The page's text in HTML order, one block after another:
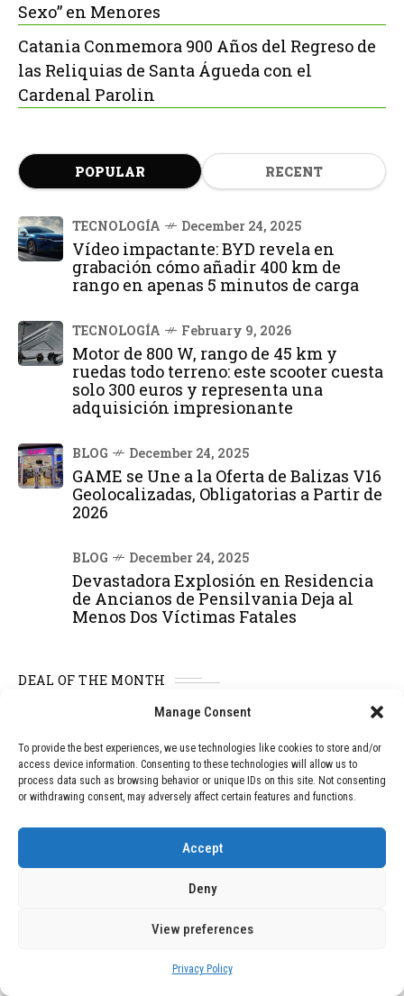
Manage Consent
To provide the best experiences, we use technologies like cookies to store and/or
access device information. Consenting to these technologies will allow us to
process data such as browsing behavior or unique IDs on this site. Not consenting
or withdrawing consent, may adversely affect certain features and functions.
Accept
Deny
View preferences
Privacy Policy
Sexo” en Menores
Catania Conmemora 900 Años del Regreso de
las Reliquias de Santa Águeda con el
Cardenal Parolin
POPULAR RECENT
TECNOLOGÍA December 24, 2025
Vídeo impactante: BYD revela en
grabación cómo añadir 400 km de
rango en apenas 5 minutos de carga
TECNOLOGÍA February 9, 2026
Motor de 800 W, rango de 45 km y
ruedas todo terreno: este scooter cuesta
solo 300 euros y representa una
adquisición impresionante
BLOG December 24, 2025
GAME se Une a la Oferta de Balizas V16
Geolocalizadas, Obligatorias a Partir de
2026
BLOG December 24, 2025
Devastadora Explosión en Residencia
de Ancianos de Pensilvania Deja al
Menos Dos Víctimas Fatales
DEAL OF THE MONTH
December 24, 2025
Vídeo impactante: BYD revela en
grabación cómo añadir 400 km de rango
en apenas 5 minutos de carga
February 9, 2026
Motor de 800 W, rango de 45 km y
ruedas todo terreno: este scooter cuesta
solo 300 euros y representa una
adquisición impresionante